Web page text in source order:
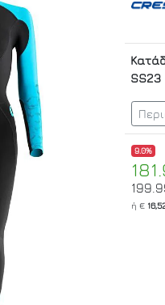
SS23
9.0%
ή €